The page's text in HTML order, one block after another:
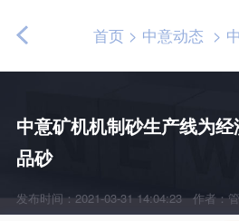
首页> 中意动态 >
中意矿机机制砂生产线为
品砂
发布时间：2021-03-31 14:04:23 作者：